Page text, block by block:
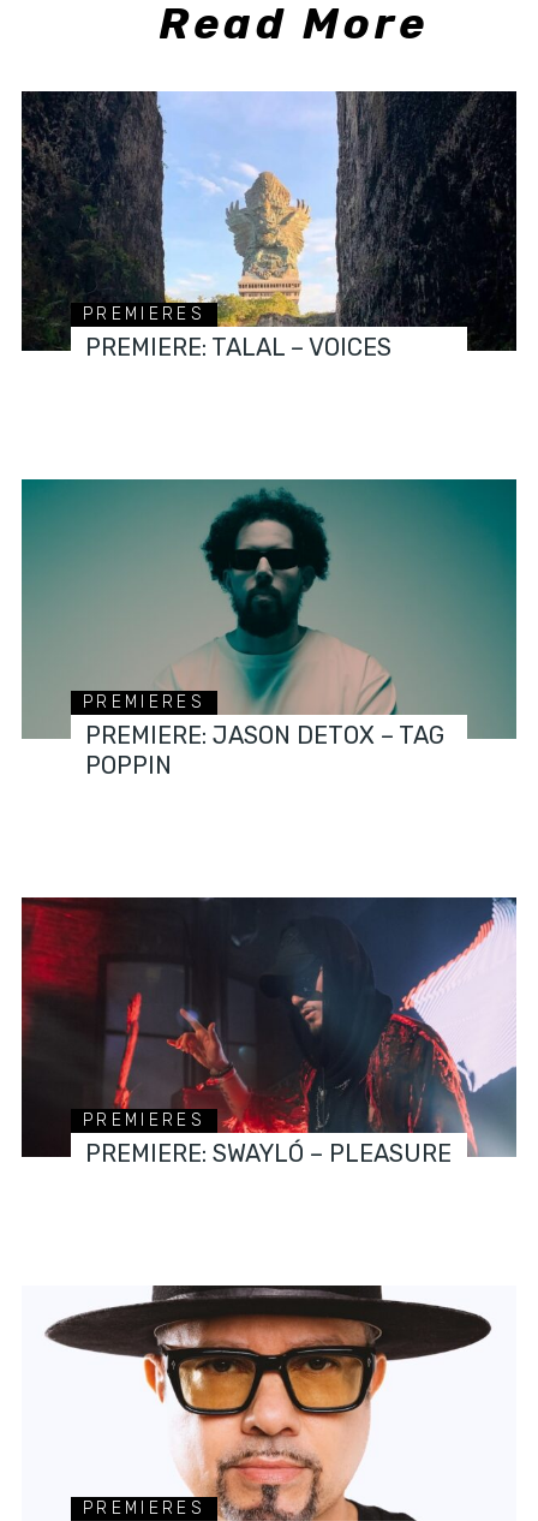
Read More
PREMIERES
PREMIERE: TALAL – VOICES
PREMIERES
PREMIERE: JASON DETOX – TAG
POPPIN
PREMIERES
PREMIERE: SWAYLÓ – PLEASURE
PREMIERES